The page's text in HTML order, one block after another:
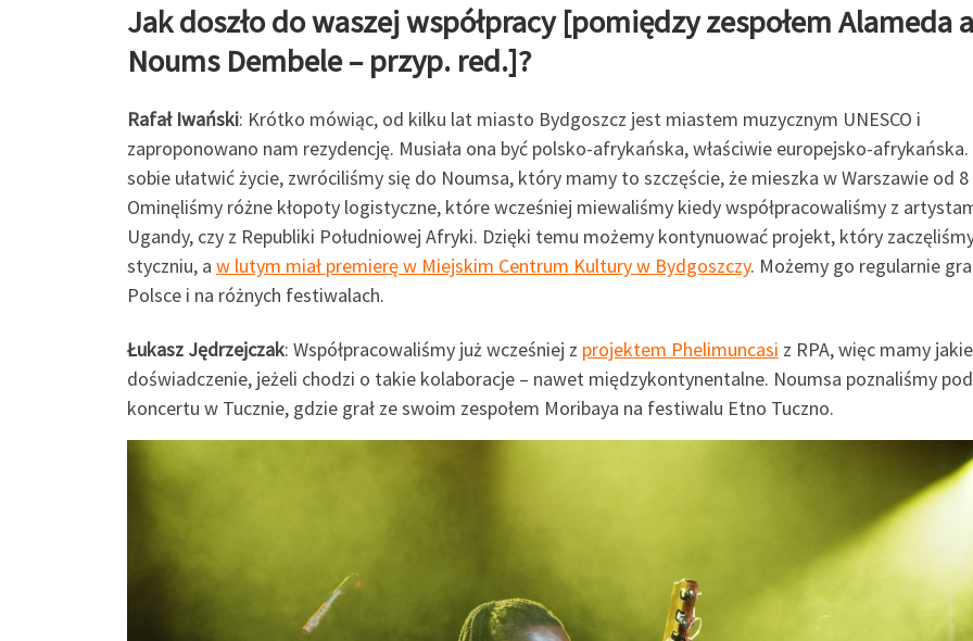
Jak doszło do waszej współpracy [pomiędzy zespołem Alameda a
Noums Dembele – przyp. red.]?
Rafał Iwański: Krótko mówiąc, od kilku lat miasto Bydgoszcz jest miastem muzycznym UNESCO i
zaproponowano nam rezydencję. Musiała ona być polsko-afrykańska, właściwie europejsko-afrykańska.
sobie ułatwić życie, zwróciliśmy się do Noumsa, który mamy to szczęście, że mieszka w Warszawie od
Ominęliśmy różne kłopoty logistyczne, które wcześniej miewaliśmy kiedy współpracowaliśmy z
Ugandy, czy z Republiki Południowej Afryki. Dzięki temu możemy kontynuować projekt, który
styczniu, a w lutym miał premierę w Miejskim Centrum Kultury w Bydgoszczy. Możemy go regularnie
Polsce i na różnych festiwalach.
Łukasz Jędrzejczak: Współpracowaliśmy już wcześniej z projektem Phelimuncasi z RPA, więc mamy
doświadczenie, jeżeli chodzi o takie kolaboracje – nawet międzykontynentalne. Noumsa poznaliśmy
koncertu w Tucznie, gdzie grał ze swoim zespołem Moribaya na festiwalu Etno Tuczno.